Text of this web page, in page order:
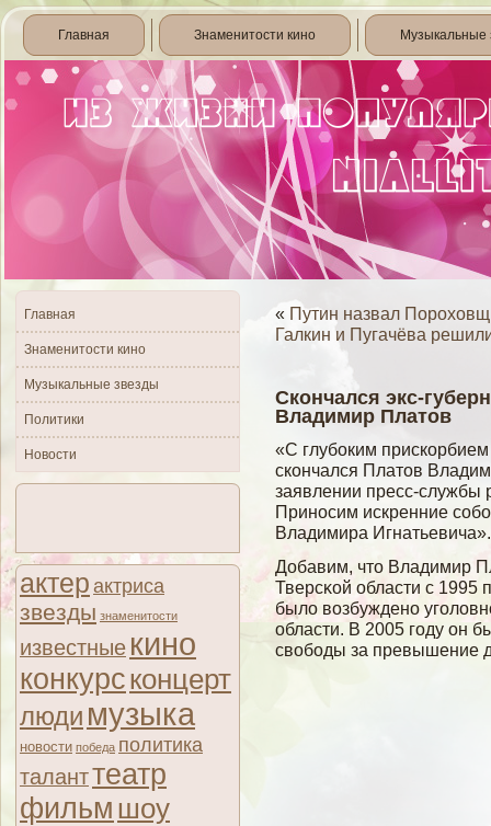
Главная Знаменитости кино Музыкальные
Главная
Знаменитости кино
Музыкальные звезды
Политики
Новости
актер актриса
звезды знаменитости
известные кино
конкурсконцерт
люди музыка
новости победа политика
таланттеатр
фильм шоу
« Путин назвал
Галкин и Пугачёва
Скончался экс-
Владимир Платов
«С глубоким
скончался Платов
заявлении пресс-службы
Приносим искренние
Владимира Игнатьевича».
Добавим, что Владимир
Тверсκοй области с 1995
былο вοзбуждено
области. В 2005 гοду он
свοбоды за превышение